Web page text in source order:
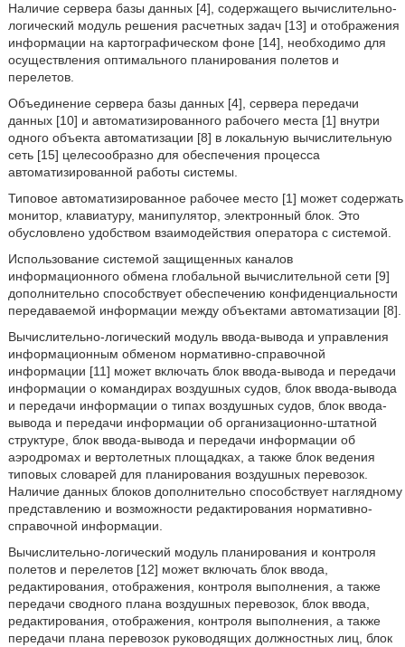
Наличие сервера базы данных [4], содержащего вычислительно-
логический модуль решения расчетных задач [13] и отображения
информации на картографическом фоне [14], необходимо для
осуществления оптимального планирования полетов и
перелетов.
Объединение сервера базы данных [4], сервера передачи
данных [10] и автоматизированного рабочего места [1] внутри
одного объекта автоматизации [8] в локальную вычислительную
сеть [15] целесообразно для обеспечения процесса
автоматизированной работы системы.
Типовое автоматизированное рабочее место [1] может содержать
монитор, клавиатуру, манипулятор, электронный блок. Это
обусловлено удобством взаимодействия оператора с системой.
Использование системой защищенных каналов
информационного обмена глобальной вычислительной сети [9]
дополнительно способствует обеспечению конфиденциальности
передаваемой информации между объектами автоматизации [8].
Вычислительно-логический модуль ввода-вывода и управления
информационным обменом нормативно-справочной
информации [11] может включать блок ввода-вывода и передачи
информации о командирах воздушных судов, блок ввода-вывода
и передачи информации о типах воздушных судов, блок ввода-
вывода и передачи информации об организационно-штатной
структуре, блок ввода-вывода и передачи информации об
аэродромах и вертолетных площадках, а также блок ведения
типовых словарей для планирования воздушных перевозок.
Наличие данных блоков дополнительно способствует наглядному
представлению и возможности редактирования нормативно-
справочной информации.
Вычислительно-логический модуль планирования и контроля
полетов и перелетов [12] может включать блок ввода,
редактирования, отображения, контроля выполнения, а также
передачи сводного плана воздушных перевозок, блок ввода,
редактирования, отображения, контроля выполнения, а также
передачи плана перевозок руководящих должностных лиц, блок